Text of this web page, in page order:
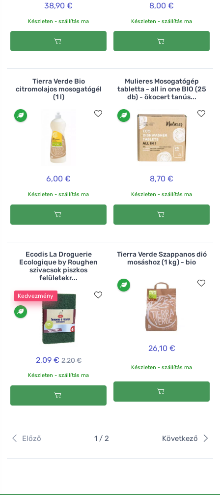
38,90 €
Készleten - szállítás ma
8,00 €
Készleten - szállítás ma
Tierra Verde Bio
citromolajos mosogatógél
(1 l)
6,00 €
Készleten - szállítás ma
Mulieres Mosogatógép
tabletta - all in one BIO (25
db) - ökocert tanús...
8,70 €
Készleten - szállítás ma
Ecodis La Droguerie
Ecologique by Roughen
szivacsok piszkos
felületekr...
Kedvezmény
2,09 € 2,20 €
Készleten - szállítás ma
Tierra Verde Szappanos dió
mosáshoz (1 kg) - bio
26,10 €
Készleten - szállítás ma
Előző 1 / 2 Következő